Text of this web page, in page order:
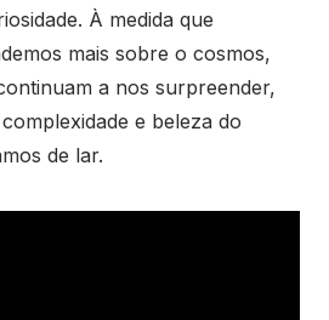
À medida que
mais sobre o cosmos,
a nos surpreender,
e beleza do
de lar.